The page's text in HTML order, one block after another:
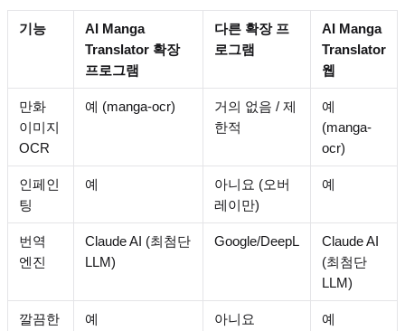
기능
AI Manga
Translator 확장
프로그램
다른 확장 프
로그램
AI Manga
Translator
웹
만화
이미지
OCR
예 (manga-ocr)
거의 없음 / 제
한적
예
(manga-
ocr)
인페인
팅
예
아니요 (오버
레이만)
예
번역
엔진
Claude AI (최첨단
LLM)
Google/DeepL
Claude AI
(최첨단
LLM)
깔끔한
예 아니요 예